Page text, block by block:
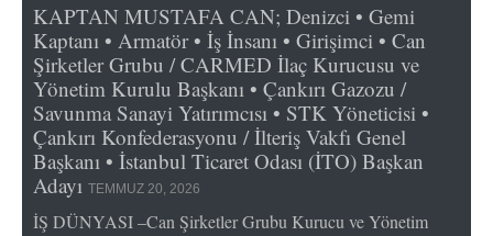
KAPTAN MUSTAFA CAN; Denizci • Gemi
Kaptanı • Armatör • İş İnsanı • Girişimci • Can
Şirketler Grubu / CARMED İlaç Kurucusu ve
Yönetim Kurulu Başkanı • Çankırı Gazozu /
Savunma Sanayi Yatırımcısı • STK Yöneticisi •
Çankırı Konfederasyonu / İlteriş Vakfı Genel
Başkanı • İstanbul Ticaret Odası (İTO) Başkan
Adayı TEMMUZ 20, 2026
İŞ DÜNYASI –Can Şirketler Grubu Kurucu ve Yönetim